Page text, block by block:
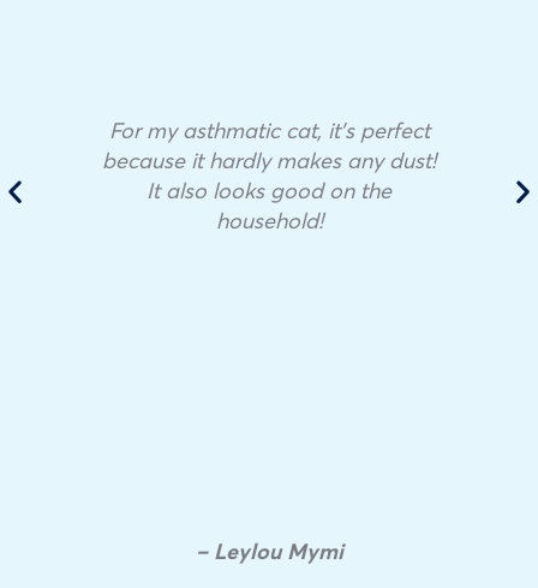
For my asthmatic cat, it’s perfect
because it hardly makes any dust!
It also looks good on the
household!
– Leylou Mymi